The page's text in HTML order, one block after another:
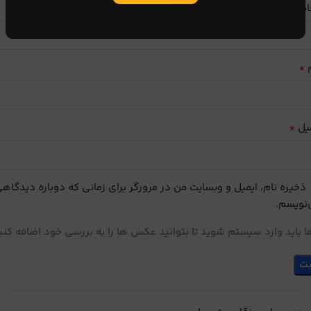
*
*
ذخیره نام، ایمیل و وبسایت من در مرورگر برای زمانی که دوباره
باید وارد سیستم شوید تا بتوانید عکس ها را به بررسی خود اضافه